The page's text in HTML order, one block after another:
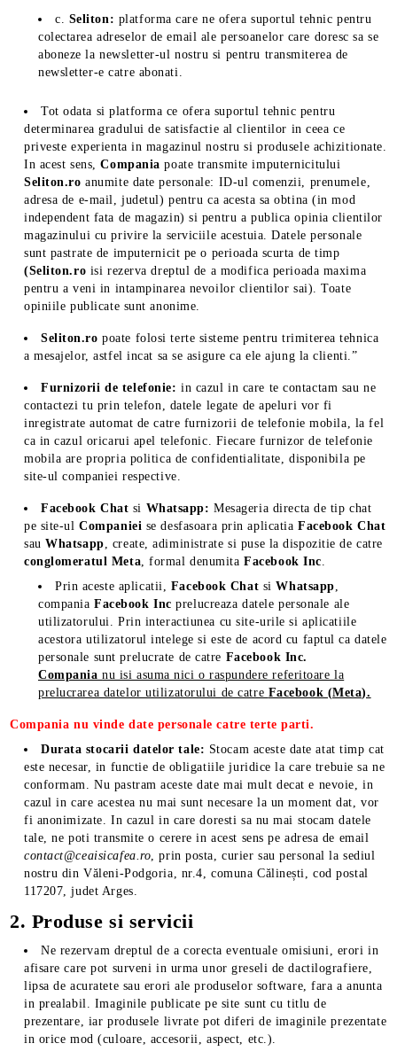
c. Seliton: platforma care ne ofera suportul tehnic pentru
colectarea adreselor de email ale persoanelor care doresc sa se
aboneze la newsletter-ul nostru si pentru transmiterea de
newsletter-e catre abonati.
Tot odata si platforma ce ofera suportul tehnic pentru
determinarea gradului de satisfactie al clientilor in ceea ce
priveste experienta in magazinul nostru si produsele achizitionate.
In acest sens,Companiapoate transmite imputernicitului
Seliton.roanumite date personale: ID-ul comenzii, prenumele,
adresa de e-mail, judetul) pentru ca acesta sa obtina (in mod
independent fata de magazin) si pentru a publica opinia clientilor
magazinului cu privire la serviciile acestuia. Datele personale
sunt pastrate de imputernicit pe o perioada scurta de timp
(Seliton.ro isi rezerva dreptul de a modifica perioada maxima
pentru a veni in intampinarea nevoilor clientilor sai). Toate
opiniile publicate sunt anonime.
Seliton.ro poate folosi terte sisteme pentru trimiterea tehnica
a mesajelor, astfel incat sa se asigure ca ele ajung la clienti.”
Furnizorii de telefonie: in cazul in care te contactam sau ne
contactezi tu prin telefon, datele legate de apeluri vor fi
inregistrate automat de catre furnizorii de telefonie mobila, la fel
ca in cazul oricarui apel telefonic. Fiecare furnizor de telefonie
mobila are propria politica de confidentialitate, disponibila pe
site-ul companiei respective.
Facebook Chat si Whatsapp: Mesageria directa de tip chat
pe site-ulCompaniei se desfasoara prin aplicatiaFacebook Chat
sauWhatsapp, create, adiministrate si puse la dispozitie de catre
conglomeratul Meta, formal denumita Facebook Inc.
Prin aceste aplicatii, Facebook Chat siWhatsapp,
companiaFacebook Incprelucreaza datele personale ale
utilizatorului. Prin interactiunea cu site-urile si aplicatiile
acestora utilizatorul intelege si este de acord cu faptul ca datele
personale sunt prelucrate de catre Facebook Inc.
Companianu isi asuma nici o raspundere referitoare la
prelucrarea datelor utilizatorului de catre Facebook (Meta).
Compania nu vinde date personale catre terte parti.
Durata stocarii datelor tale: Stocam aceste date atat timp cat
este necesar, in functie de obligatiile juridice la care trebuie sa ne
conformam. Nu pastram aceste date mai mult decat e nevoie, in
cazul in care acestea nu mai sunt necesare la un moment dat, vor
fi anonimizate. In cazul in care doresti sa nu mai stocam datele
tale, ne poti transmite o cerere in acest sens pe adresa de email
contact@ceaisicafea.ro, prin posta, curier sau personal la sediul
nostru din Văleni-Podgoria, nr.4, comuna Călinești, cod postal
117207, judet Arges.
2. Produse si servicii
Ne rezervam dreptul de a corecta eventuale omisiuni, erori in
afisare care pot surveni in urma unor greseli de dactilografiere,
lipsa de acuratete sau erori ale produselor software, fara a anunta
in prealabil. Imaginile publicate pe site sunt cu titlu de
prezentare, iar produsele livrate pot diferi de imaginile prezentate
in orice mod (culoare, accesorii, aspect, etc.).